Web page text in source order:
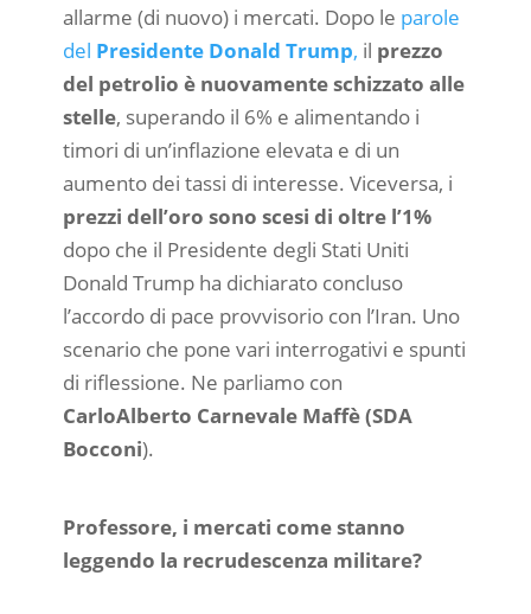
allarme (di nuovo) i mercati. Dopo le parole
del Presidente Donald Trump, il prezzo
del petrolio è nuovamente schizzato alle
stelle, superando il 6% e alimentando i
timori di un’inflazione elevata e di un
aumento dei tassi di interesse. Viceversa, i
prezzi dell’oro sono scesi di oltre l’1%
dopo che il Presidente degli Stati Uniti
Donald Trump ha dichiarato concluso
l’accordo di pace provvisorio con l’Iran. Uno
scenario che pone vari interrogativi e spunti
di riflessione. Ne parliamo con
CarloAlberto Carnevale Maffè (SDA
Bocconi).
Professore, i mercati come stanno
leggendo la recrudescenza militare?